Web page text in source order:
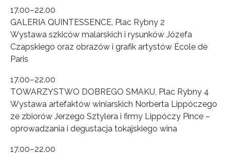
17.00–22.00
GALERIA QUINTESSENCE, Plac Rybny 2
Wystawa szkiców malarskich i rysunków Józefa
Czapskiego oraz obrazów i grafik artystów École de
Paris
17.00–22.00
TOWARZYSTWO DOBREGO SMAKU, Plac Rybny 4
Wystawa artefaktów winiarskich Norberta Lippóczego
ze zbiorów Jerzego Sztylera i firmy Lippóczy Pince –
oprowadzania i degustacja tokajskiego wina
17.00–22.00